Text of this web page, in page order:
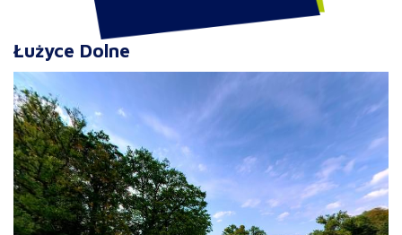
Łużyce Dolne